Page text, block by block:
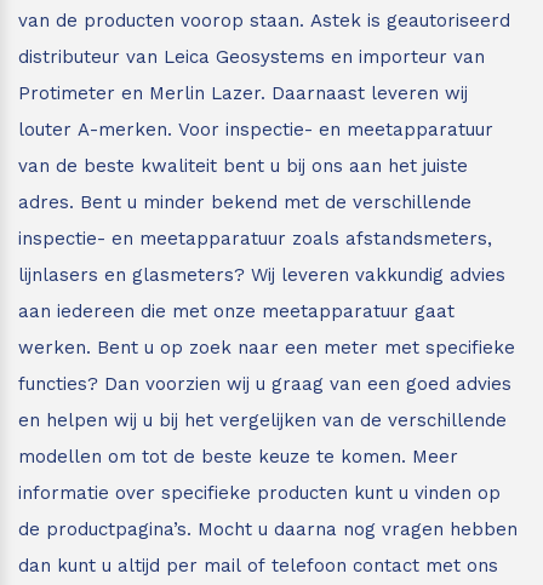
van de producten voorop staan. Astek is geautoriseerd
distributeur van Leica Geosystems en importeur van
Protimeter en Merlin Lazer. Daarnaast leveren wij
louter A-merken. Voor inspectie- en meetapparatuur
van de beste kwaliteit bent u bij ons aan het juiste
adres. Bent u minder bekend met de verschillende
inspectie- en meetapparatuur zoals afstandsmeters,
lijnlasers en glasmeters? Wij leveren vakkundig advies
aan iedereen die met onze meetapparatuur gaat
werken. Bent u op zoek naar een meter met specifieke
functies? Dan voorzien wij u graag van een goed advies
en helpen wij u bij het vergelijken van de verschillende
modellen om tot de beste keuze te komen. Meer
informatie over specifieke producten kunt u vinden op
de productpagina’s. Mocht u daarna nog vragen hebben
dan kunt u altijd per mail of telefoon contact met ons